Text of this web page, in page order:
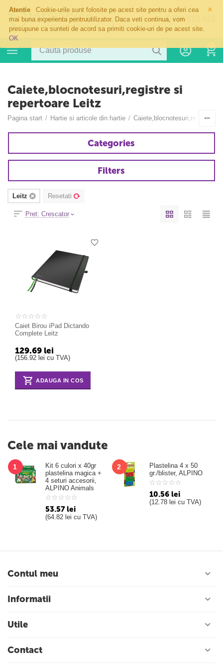
×
Atentie
Cookie-urile sunt folosite pe acest site pentru a oferi cea
mai buna experienta pentruutilizator. Daca veti continua, vom
presupune ca sunteti de acord sa primiti cookie-uri de pe acest site.
OK
0724.633.423
Caiete,blocnotesuri,registre si
repertoare Leitz
Pagina start / Hartie si articole din hartie / Caiete,blocnotesuri,registre si
Categories
Filters
Leitz Resetati
Pret: Crescator
Caiet Birou iPad Dictando
Complete Leitz
129.69 lei
(156.92 lei cu TVA)
ADAUGA IN COS
Cele mai vandute
1
Kit 6 culori x 40gr
plastelina magica +
4 seturi accesorii,
ALPINO Animals
53.57 lei
(64.82 lei cu TVA)
2
Plastelina 4 x 50
gr./blister, ALPINO
10.56 lei
(12.78 lei cu TVA)
Contul meu
Informatii
Utile
Contact